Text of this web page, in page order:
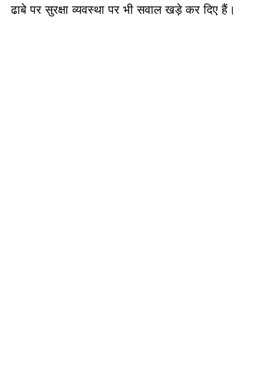
ढाबे पर सुरक्षा व्यवस्था पर भी सवाल खड़े कर दिए हैं।